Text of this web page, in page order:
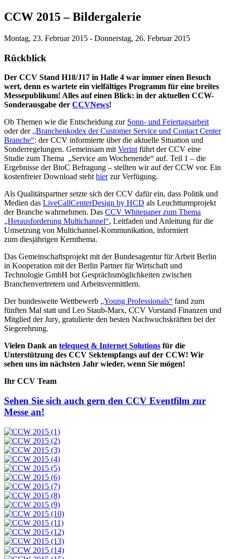
CCW 2015 – Bildergalerie
Montag, 23. Februar 2015 - Donnerstag, 26. Februar 2015
Rückblick
Der CCV Stand H18/J17 in Halle 4 war immer einen Besuch
wert, denn es wartete ein vielfältiges Programm für eine breites
Messepublikum! Alles auf einen Blick: in der aktuellen CCW-
Sonderausgabe der CCVNews!
Ob Themen wie die Entscheidung zur Sonn- und Feiertagsarbeit
oder der „Branchenkodex der Customer Service und Contact Center
Branche“: der CCV informierte über die aktuelle Situation und
Sonderregelungen. Gemeinsam mit Verint führt der CCV eine
Studie zum Thema „Service am Wochenende“ auf. Teil 1 – die
Ergebnisse der BtoC Befragung – stellten wir auf der CCW vor. Ein
kostenfreier Download steht hierzur Verfügung.
Als Qualitätspartner setzte sich der CCV dafür ein, dass Politik und
Medien das LiveCallCenterDesign by HCD als Leuchtturmprojekt
der Branche wahrnehmen. Das CCV Whitepaper zum Thema
„Herausforderung Multichannel“, Leitfaden und Anleitung für die
Umsetzung von Multichannel-Kommunikation, informiert
zum diesjährigen Kernthema.
Das Gemeinschaftsprojekt mit der Bundesagentur für Arbeit Berlin
in Kooperation mit der Berlin Partner für Wirtschaft und
Technologie GmbH bot Gesprächsmöglichkeiten zwischen
Branchenvertretern und Arbeitsvermittlern.
Der bundesweite Wettbewerb „Young Professionals“ fand zum
fünften Mal statt und Leo Staub-Marx, CCV Vorstand Finanzen und
Mitglied der Jury, gratulierte den besten Nachwuchskräften bei der
Siegerehrung.
Vielen Dank an telequest & Internet Solutions für die
Unterstützung des CCV Sektempfangs auf der CCW! Wir
sehen uns im nächsten Jahr wieder, wenn Sie mögen!
Ihr CCV Team
Sehen Sie sich auch gern den CCV Eventfilm zur
Messe an!